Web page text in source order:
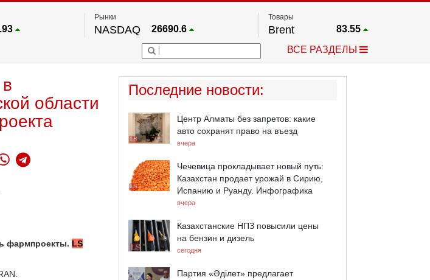
Рынки
NASDAQ 26690.6
FTSE 100 67.17
54036.9
S&P 500
NYSE 24595.2
Товары
Brent 83.55
Платина
2.662
ВСЕ РАЗДЕЛЫ
области
фармпроекты. LS
Последние новости:
Центр Алматы без запретов: какие
авто сохранят право на въезд
вчера
Чечевица прокладывает новый путь:
Казахстан продает урожай в Сирию,
Испанию и Руанду. Инфографика
вчера
Казахстанские НПЗ повысили цены
на бензин и дизель
сегодня
Партия «Әділет» предлагает